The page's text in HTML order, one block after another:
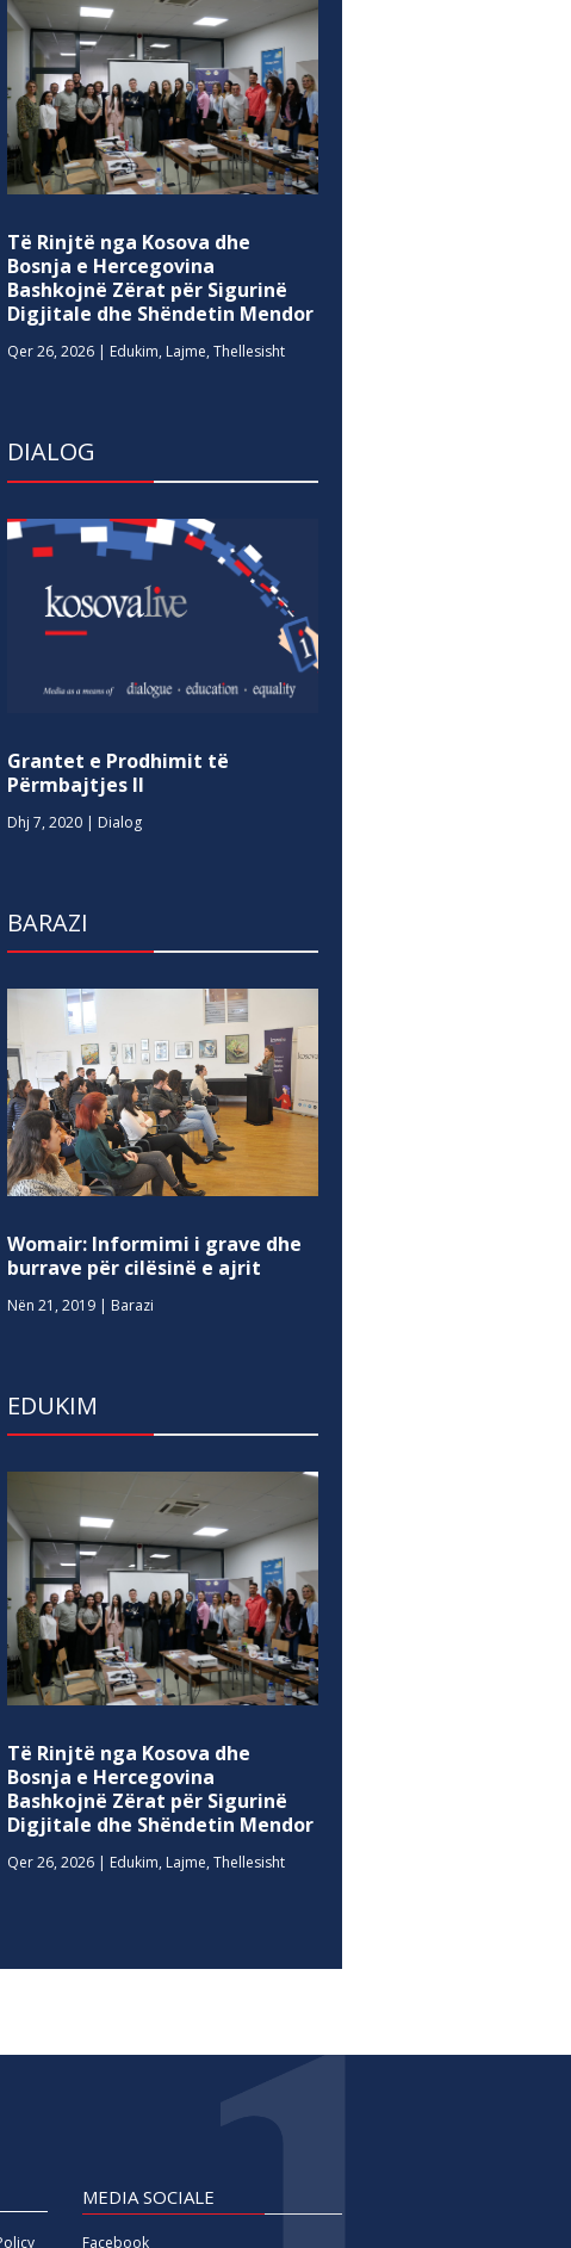
Të Rinjtë nga Kosova dhe
Bosnja e Hercegovina
Bashkojnë Zërat për Sigurinë
Digjitale dhe Shëndetin Mendor
Qer 26, 2026 | Edukim, Lajme,Thellesisht
DIALOG
Grantet e Prodhimit të
Përmbajtjes II
Dhj 7, 2020 | Dialog
BARAZI
Womair: Informimi i grave dhe
burrave për cilësinë e ajrit
Nën 21, 2019 | Barazi
EDUKIM
Të Rinjtë nga Kosova dhe
Bosnja e Hercegovina
Bashkojnë Zërat për Sigurinë
Digjitale dhe Shëndetin Mendor
Qer 26, 2026 | Edukim, Lajme,Thellesisht
MEDIA SOCIALE
Facebook